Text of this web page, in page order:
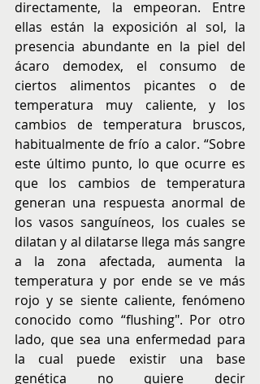
directamente, la empeoran. Entre
ellas están la exposición al sol, la
presencia abundante en la piel del
ácaro demodex, el consumo de
ciertos alimentos picantes o de
temperatura muy caliente, y los
cambios de temperatura bruscos,
habitualmente de frío a calor. “Sobre
este último punto, lo que ocurre es
que los cambios de temperatura
generan una respuesta anormal de
los vasos sanguíneos, los cuales se
dilatan y al dilatarse llega más sangre
a la zona afectada, aumenta la
temperatura y por ende se ve más
rojo y se siente caliente, fenómeno
conocido como “flushing". Por otro
lado, que sea una enfermedad para
la cual puede existir una base
genética no quiere decir